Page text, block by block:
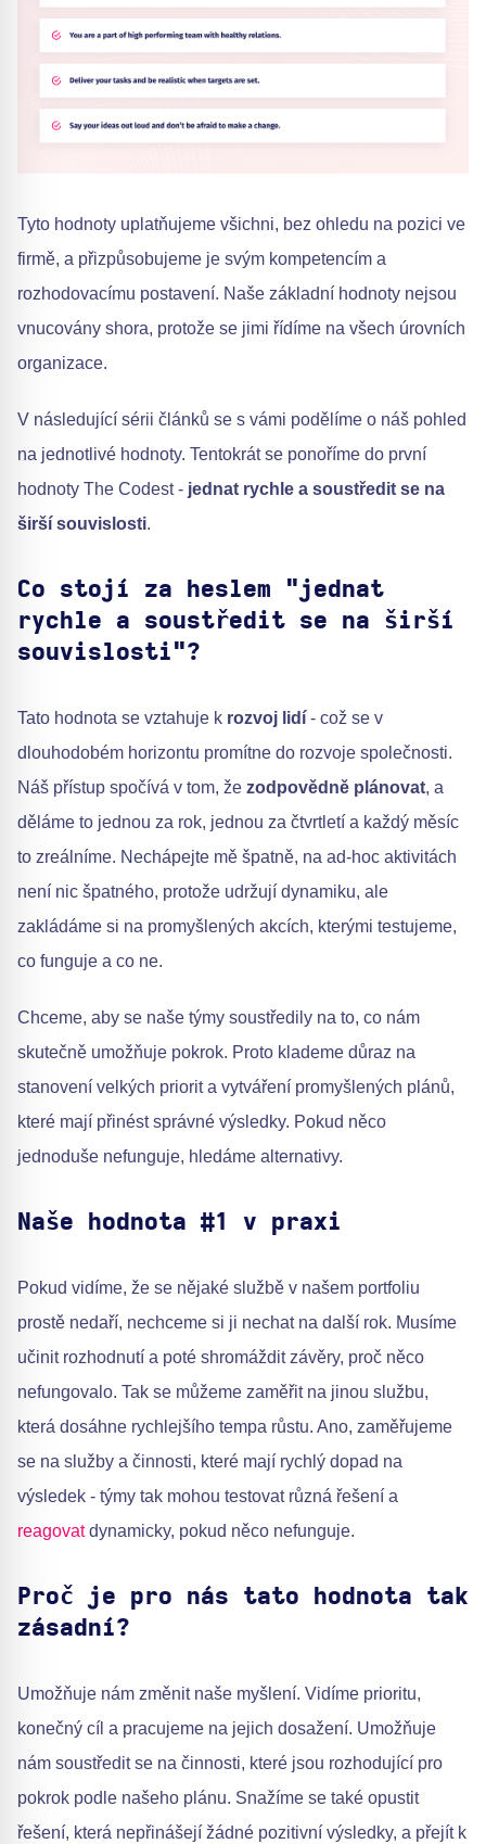
Tyto hodnoty uplatňujeme všichni, bez ohledu na pozici ve
firmě, a přizpůsobujeme je svým kompetencím a
rozhodovacímu postavení. Naše základní hodnoty nejsou
vnucovány shora, protože se jimi řídíme na všech úrovních
organizace.
V následující sérii článků se s vámi podělíme o náš pohled
na jednotlivé hodnoty. Tentokrát se ponoříme do první
hodnoty The Codest - jednat rychle a soustředit se na
širší souvislosti.
Co stojí za heslem "jednat
rychle a soustředit se na širší
souvislosti"?
Tato hodnota se vztahuje k rozvoj lidí - což se v
dlouhodobém horizontu promítne do rozvoje společnosti.
Náš přístup spočívá v tom, že zodpovědně plánovat, a
děláme to jednou za rok, jednou za čtvrtletí a každý měsíc
to zreálníme. Nechápejte mě špatně, na ad-hoc aktivitách
není nic špatného, protože udržují dynamiku, ale
zakládáme si na promyšlených akcích, kterými testujeme,
co funguje a co ne.
Chceme, aby se naše týmy soustředily na to, co nám
skutečně umožňuje pokrok. Proto klademe důraz na
stanovení velkých priorit a vytváření promyšlených plánů,
které mají přinést správné výsledky. Pokud něco
jednoduše nefunguje, hledáme alternativy.
Naše hodnota #1 v praxi
Pokud vidíme, že se nějaké službě v našem portfoliu
prostě nedaří, nechceme si ji nechat na další rok. Musíme
učinit rozhodnutí a poté shromáždit závěry, proč něco
nefungovalo. Tak se můžeme zaměřit na jinou službu,
která dosáhne rychlejšího tempa růstu. Ano, zaměřujeme
se na služby a činnosti, které mají rychlý dopad na
výsledek - týmy tak mohou testovat různá řešení a
reagovatdynamicky, pokud něco nefunguje.
Proč je pro nás tato hodnota tak
zásadní?
Umožňuje nám změnit naše myšlení. Vidíme prioritu,
konečný cíl a pracujeme na jejich dosažení. Umožňuje
nám soustředit se na činnosti, které jsou rozhodující pro
pokrok podle našeho plánu. Snažíme se také opustit
řešení, která nepřinášejí žádné pozitivní výsledky, a přejít k